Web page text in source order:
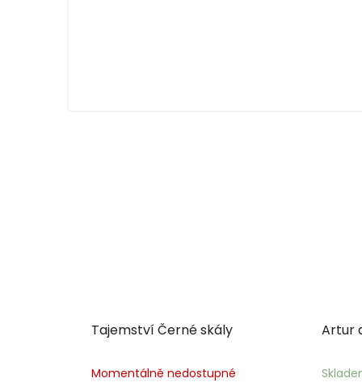
Tajemství Černé skály
Momentálně nedostupné
Artur